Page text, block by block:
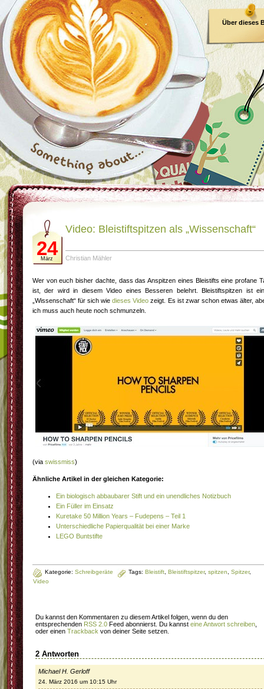
Über dieses
24
März
Video: Bleistiftspitzen als „Wissenschaft“
Christian Mähler
Wer von euch bisher dachte, dass das Anspitzen eines Bleistifts eine profane
ist, der wird in diesem Video eines Besseren belehrt. Bleistiftspitzen ist
„Wissenschaft“ für sich wiedieses Video zeigt. Es ist zwar schon etwas älter,
ich muss auch heute noch schmunzeln.
(via swissmiss)
Ähnliche Artikel in der gleichen Kategorie:
Ein biologisch abbaubarer Stift und ein unendliches Notizbuch
Ein Füller im Einsatz
Kuretake 50 Million Years – Fudepens – Teil 1
Unterschiedliche Papierqualität bei einer Marke
LEGO Buntstifte
Kategorie: Schreibgeräte Tags: Bleistift Bleistiftspitzer, spitzen Spitzer,
Video
Du kannst den Kommentaren zu diesem Artikel folgen, wenn du den
entsprechenden RSS 2.0 Feed abonnierst. Du kannst eine Antwort schreiben
oder einen Trackback von deiner Seite setzen.
2 Antworten
Michael H. Gerloff
24. März 2016 um 10:15 Uhr